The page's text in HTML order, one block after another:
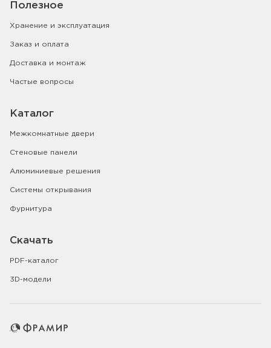
Полезное
Хранение и эксплуатация
Заказ и оплата
Доставка и монтаж
Частые вопросы
Каталог
Межкомнатные двери
Стеновые панели
Алюминиевые решения
Системы открывания
Фурнитура
Скачать
PDF-каталог
3D-модели